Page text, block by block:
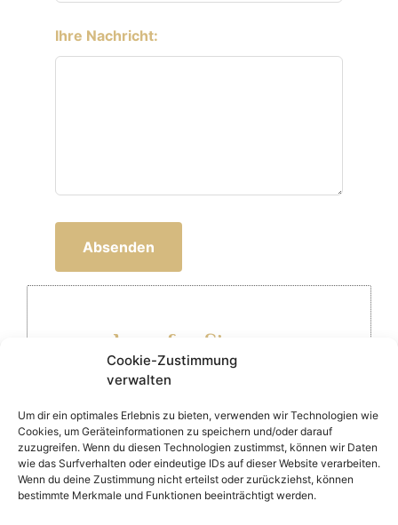
Cookie-Zustimmung
verwalten
Um dir ein optimales Erlebnis zu bieten, verwenden wir Technologien wie
Cookies, um Geräteinformationen zu speichern und/oder darauf
zuzugreifen. Wenn du diesen Technologien zustimmst, können wir Daten
wie das Surfverhalten oder eindeutige IDs auf dieser Website verarbeiten.
Wenn du deine Zustimmung nicht erteilst oder zurückziehst, können
bestimmte Merkmale und Funktionen beeinträchtigt werden.
Ihre Nachricht:
Absenden
oder rufen Sie uns an
+49 9824 / 911 19